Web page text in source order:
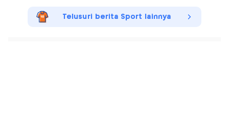
Telusuri berita Sport lainnya